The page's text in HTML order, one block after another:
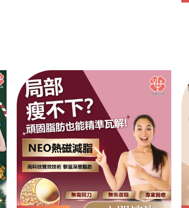
來？」 其實，身材的變化，往往不僅是
體重數字那麼單純，還和睡眠不足、荷
爾蒙起伏、飲食習慣等生活